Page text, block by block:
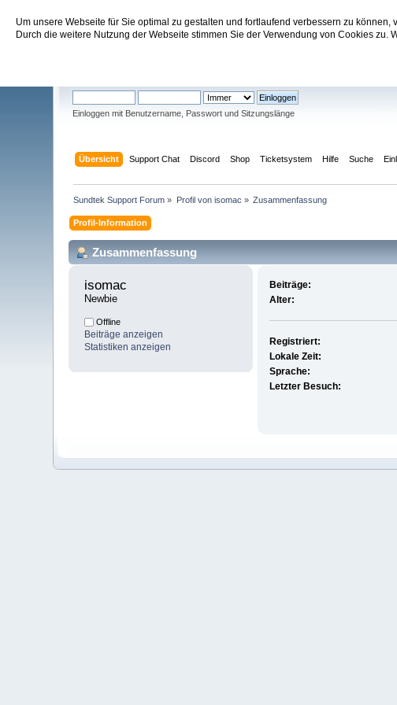
Um unsere Webseite für Sie optimal zu gestalten und fortlaufend verbessern zu können,
Durch die weitere Nutzung der Webseite stimmen Sie der Verwendung von Cookies zu.
Sundtek Support Forum
Einloggen mit Benutzername, Passwort und Sitzungslänge
Übersicht Support Chat Discord Shop Ticketsystem Hilfe Suche
Sundtek Support Forum » Profil von isomac » Zusammenfassung
Profil-Information
Zusammenfassung
isomac
Newbie
Offline
Beiträge anzeigen
Statistiken anzeigen
Beiträge:
Alter:
Registriert:
Lokale Zeit:
Sprache:
Letzter Besuch: